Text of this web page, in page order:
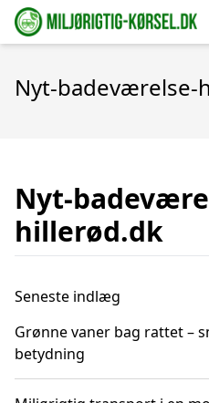
Nyt-badeværelse-
Nyt-
hillerød.dk
Seneste indlæg
Grønne vaner bag rattet –
betydning